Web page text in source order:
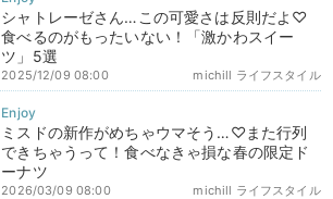
シャトレーゼさん…この可愛さは反則だよ♡
食べるのがもったいない！「激かわスイー
ツ」5選
michill ライフスタイル
2025/12/09 08:00
ミスドの新作がめちゃウマそう…♡また行列
できちゃうって！食べなきゃ損な春の限定ド
ーナツ
michill ライフスタイル
2026/03/09 08:00